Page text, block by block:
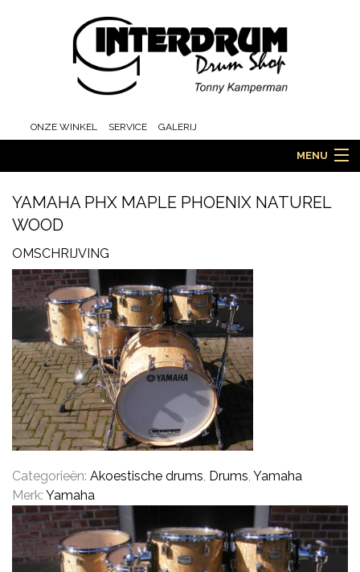
ONZE WINKEL SERVICE GALERIJ
MENU
HOME
DRUMS
ORCHESTRA EN MARCHING
CYMBALS
PERCUSSIE
ACCESSOIRES
YAMAHA PHX MAPLE PHOENIX NATUREL
WOOD
OMSCHRIJVING
Categorieën: Akoestische drums Drums Yamaha
Merk: Yamaha